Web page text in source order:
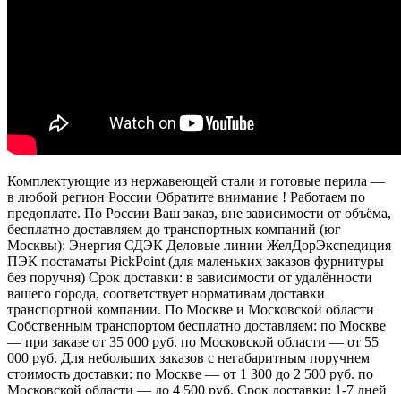
Комплектующие из нержавеющей стали и готовые перила —
в любой регион России Обратите внимание ! Работаем по
предоплате. По России Ваш заказ, вне зависимости от объёма,
бесплатно доставляем до транспортных компаний (юг
Москвы): Энергия СДЭК Деловые линии ЖелДорЭкспедиция
ПЭК постаматы PickPoint (для маленьких заказов фурнитуры
без поручня) Срок доставки: в зависимости от удалённости
вашего города, соответствует нормативам доставки
транспортной компании. По Москве и Московской области
Собственным транспортом бесплатно доставляем: по Москве
— при заказе от 35 000 руб. по Московской области — от 55
000 руб. Для небольших заказов с негабаритным поручнем
стоимость доставки: по Москве — от 1 300 до 2 500 руб. по
Московской области — до 4 500 руб. Срок доставки: 1-7 дней